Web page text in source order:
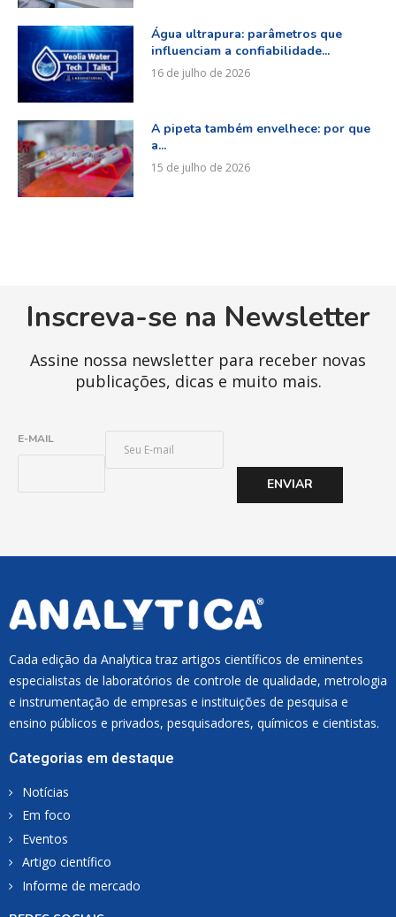
Água ultrapura: parâmetros que
influenciam a confiabilidade...
16 de julho de 2026
A pipeta também envelhece: por que
a...
15 de julho de 2026
Inscreva-se na Newsletter
Assine nossa newsletter para receber novas
publicações, dicas e muito mais.
E-MAIL
ENVIAR
Cada edição da Analytica traz artigos científicos de eminentes
especialistas de laboratórios de controle de qualidade, metrologia
e instrumentação de empresas e instituições de pesquisa e
ensino públicos e privados, pesquisadores, químicos e cientistas.
Categorias em destaque
Notícias
Em foco
Eventos
Artigo científico
Informe de mercado